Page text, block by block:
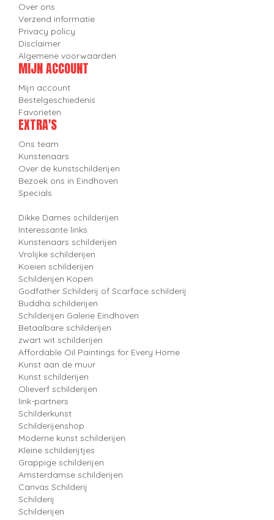
Over ons
Verzend informatie
Privacy policy
Disclaimer
Algemene voorwaarden
MIJN ACCOUNT
Mijn account
Bestelgeschiedenis
Favorieten
EXTRA'S
Ons team
Kunstenaars
Over de kunstschilderijen
Bezoek ons in Eindhoven
Specials
Dikke Dames schilderijen
Interessante links
Kunstenaars schilderijen
Vrolijke schilderijen
Koeien schilderijen
Schilderijen Kopen
Godfather Schilderij of Scarface schilderij
Buddha schilderijen
Schilderijen Galerie Eindhoven
Betaalbare schilderijen
zwart wit schilderijen
Affordable Oil Paintings for Every Home
Kunst aan de muur
Kunst schilderijen
Olieverf schilderijen
link-partners
Schilderkunst
Schilderijenshop
Moderne kunst schilderijen
Kleine schilderijtjes
Grappige schilderijen
Amsterdamse schilderijen
Canvas Schilderij
Schilderij
Schilderijen